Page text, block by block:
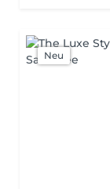
Neu